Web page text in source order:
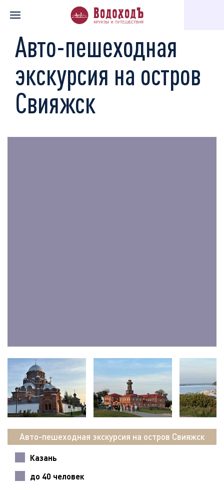
Главная Каталог экскурсий По святым местам
Авто-пешеходная
экскурсия на остров
Свияжск
Авто-пешеходная экскурсия на остров Свияжск
Казань
до 40 человек